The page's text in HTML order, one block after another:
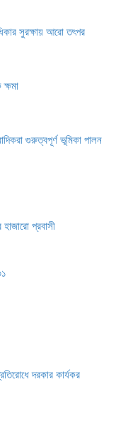
সুরক্ষায় আরো তৎপর
গুরুত্বপূর্ণ ভূমিকা পালন
হাজারো প্রবাসী
দরকার কার্যকর